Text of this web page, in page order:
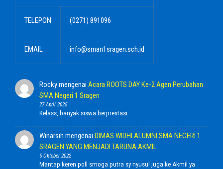
TELEPON (0271) 891096
EMAIL info@sman1sragen.sch.id
Rockymengenai Acara ROOTS DAY Ke-2 Agen Perubahan
SMA Negeri 1 Sragen
27 April 2025
Kelass, banyak siswa berprestasi
Winarsih mengenai DIMAS WIDHI ALUMNI SMA NEGERI 1
SRAGEN YANG MENJADI TARUNA AKMIL
5 Oktober 2022
Mantap keren poll smoga putra sy nyusul juga ke Akmil ya